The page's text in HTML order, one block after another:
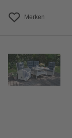
Merken